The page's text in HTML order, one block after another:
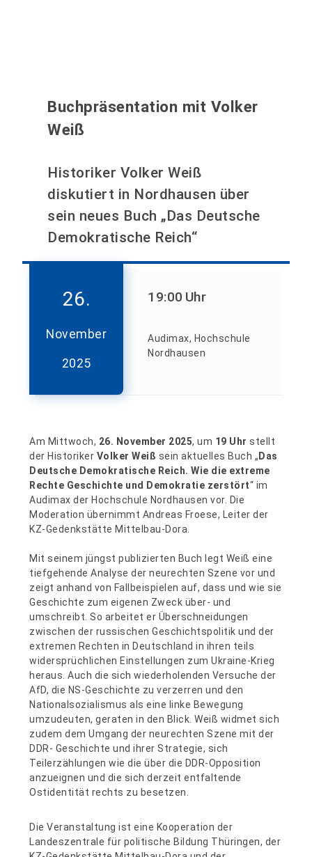
Buchpräsentation mit Volker
Weiß
Historiker Volker Weiß
diskutiert in Nordhausen über
sein neues Buch „Das Deutsche
Demokratische Reich“
26.
November
2025
19:00 Uhr
Audimax, Hochschule
Nordhausen
Am Mittwoch, 26. November 2025, um 19 Uhr stellt
der Historiker Volker Weiß sein aktuelles Buch „ Das
Deutsche Demokratische Reich. Wie die extreme
Rechte Geschichte und Demokratie zerstört“ im
Audimax der Hochschule Nordhausen vor. Die
Moderation übernimmt Andreas Froese, Leiter der
KZ-Gedenkstätte Mittelbau-Dora.
Mit seinem jüngst publizierten Buch legt Weiß eine
tiefgehende Analyse der neurechten Szene vor und
zeigt anhand von Fallbeispielen auf, dass und wie sie
Geschichte zum eigenen Zweck über- und
umschreibt. So arbeitet er Überschneidungen
zwischen der russischen Geschichtspolitik und der
extremen Rechten in Deutschland in ihren teils
widersprüchlichen Einstellungen zum Ukraine-Krieg
heraus. Auch die sich wiederholenden Versuche der
AfD, die NS-Geschichte zu verzerren und den
Nationalsozialismus als eine linke Bewegung
umzudeuten, geraten in den Blick. Weiß widmet sich
zudem dem Umgang der neurechten Szene mit der
DDR- Geschichte und ihrer Strategie, sich
Teilerzählungen wie die über die DDR-Opposition
anzueignen und die sich derzeit entfaltende
Ostidentität rechts zu besetzen.
Die Veranstaltung ist eine Kooperation der
Landeszentrale für politische Bildung Thüringen, der